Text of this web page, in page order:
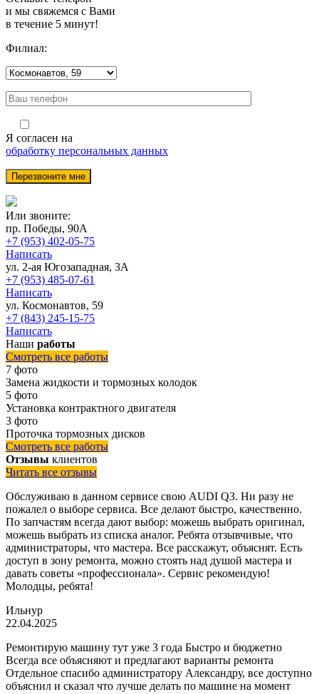
и мы свяжемся с Вами
в течение 5 минут!
Филиал:
Я согласен на
обработку персональных данных
Или звоните:
пр. Победы, 90А
+7 (953) 402-05-75
Написать
ул. 2-ая Югозападная, 3А
+7 (953) 485-07-61
Написать
ул. Космонавтов, 59
+7 (843) 245-15-75
Написать
Наши работы
Смотреть все работы
7 фото
Замена жидкости и тормозных колодок
5 фото
Установка контрактного двигателя
3 фото
Проточка тормозных дисков
Смотреть все работы
Отзывы клиентов
Читать все отзывы
Обслуживаю в данном сервисе свою AUDI Q3. Ни разу не
пожалел о выборе сервиса. Все делают быстро, качественно.
По запчастям всегда дают выбор: можешь выбрать оригинал,
можешь выбрать из списка аналог. Ребята отзывчивые, что
администраторы, что мастера. Все расскажут, объяснят. Есть
доступ в зону ремонта, можно стоять над душой мастера и
давать советы «профессионала». Сервис рекомендую!
Молодцы, ребята!
Ильнур
22.04.2025
Ремонтирую машину тут уже 3 года Быстро и бюджетно
Всегда все объясняют и предлагают варианты ремонта
Отдельное спасибо администратору Александру, все доступно
объяснил и сказал что лучше делать по машине на момент